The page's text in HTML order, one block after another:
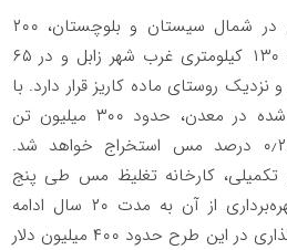
محدوده معدنی جانجا واقع در شمال سیستان و بلوچستان، ۲۰۰
کیلومتری زاهدان و در حدود ۱۳۰ کیلومتری غرب شهر زابل و در ۶۵
روستای ماده کاریز قرار دارد. با
توجه به طراحی‌های انجام شده در معدن، حدود ۳۰۰ میلیون تن
کانسنگ با عیار متوسط ۰٫۲۶ درصد مس استخراج خواهد شد.
تکمیلی، کارخانه تغلیظ مس طی پنج
سال احداث خواهد شد و بهره‌برداری از آن به مدت ۲۰ سال ادامه
خواهد داشت. هزینه سرمایه‌گذاری در این طرح حدود ۴۰۰ میلیون دلار